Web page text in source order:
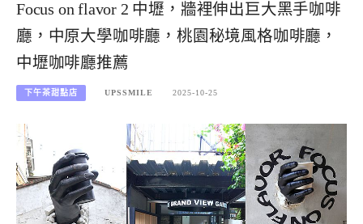
Focus on flavor 2 中壢，牆裡伸出巨大黑手咖啡
廳，中原大學咖啡廳，桃園秘境風格咖啡廳，
中壢咖啡廳推薦
下午茶甜點店 UPSSMILE 2025-10-25